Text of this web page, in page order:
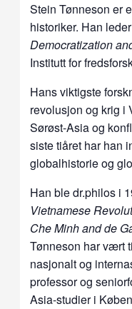
Stein Tønneson er
historiker. Han
Democratization
Institutt for
Hans viktigste
revolusjon og krig i
Sørøst-Asia og
siste tiåret har han
globalhistorie og
Han ble dr.philos i
Vietnamese
Che Minh and de
Tønneson har vært
nasjonalt og
professor og
Asia-studier i